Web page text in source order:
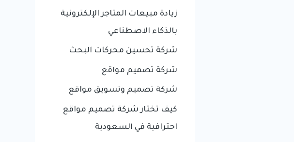
زيادة مبيعات المتاجر الإلكترونية
بالذكاء الاصطناعي
شركة تحسين محركات البحث
شركة تصميم مواقع
شركة تصميم وتسويق مواقع
كيف تختار شركة تصميم مواقع
احترافية في السعودية